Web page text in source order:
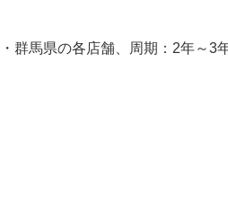
群馬県の各店舗、周期：2年～3